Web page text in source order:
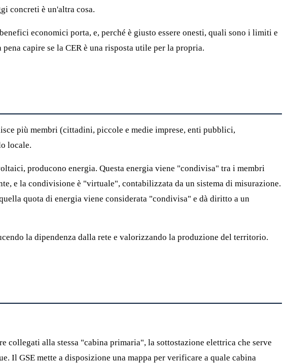
concreti è un'altra cosa.
economici porta, e, perché è giusto essere onesti, quali sono i limiti e
capire se la CER è una risposta utile per la propria.
più membri (cittadini, piccole e medie imprese, enti pubblici,
locale.
producono energia. Questa energia viene "condivisa" tra i membri
e la condivisione è "virtuale", contabilizzata da un sistema di misurazione.
quota di energia viene considerata "condivisa" e dà diritto a un
la dipendenza dalla rete e valorizzando la produzione del territorio.
alla stessa "cabina primaria", la sottostazione elettrica che serve
Il GSE mette a disposizione una mappa per verificare a quale cabina